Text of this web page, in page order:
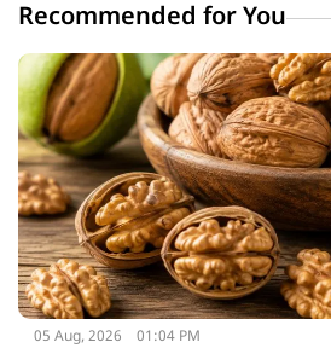
Recommended for You
05 Aug, 2026 01:04 PM